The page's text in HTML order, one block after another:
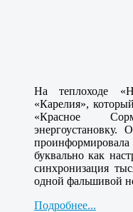
На теплоходе
«Карелия»,
«Красное
буквально как
синхронизация
одной фальшивой
Подробнее...